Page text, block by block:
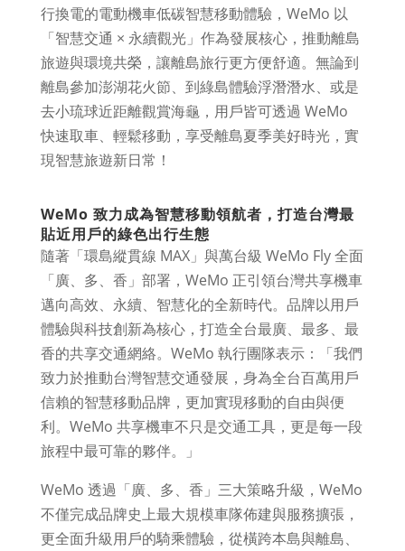
行換電的電動機車低碳智慧移動體驗，WeMo 以
「智慧交通 × 永續觀光」作為發展核心，推動離島
旅遊與環境共榮，讓離島旅行更方便舒適。無論到
離島參加澎湖花火節、到綠島體驗浮潛潛水、或是
去小琉球近距離觀賞海龜，用戶皆可透過 WeMo
快速取車、輕鬆移動，享受離島夏季美好時光，實
現智慧旅遊新日常！
WeMo 致力成為智慧移動領航者，打造台灣最
貼近用戶的綠色出行生態
隨著「環島縱貫線 MAX」與萬台級 WeMo Fly 全面
「廣、多、香」部署，WeMo 正引領台灣共享機車
邁向高效、永續、智慧化的全新時代。品牌以用戶
體驗與科技創新為核心，打造全台最廣、最多、最
香的共享交通網絡。WeMo 執行團隊表示：「我們
致力於推動台灣智慧交通發展，身為全台百萬用戶
信賴的智慧移動品牌，更加實現移動的自由與便
利。WeMo 共享機車不只是交通工具，更是每一段
旅程中最可靠的夥伴。」
WeMo 透過「廣、多、香」三大策略升級，WeMo
不僅完成品牌史上最大規模車隊佈建與服務擴張，
更全面升級用戶的騎乘體驗，從橫跨本島與離島、